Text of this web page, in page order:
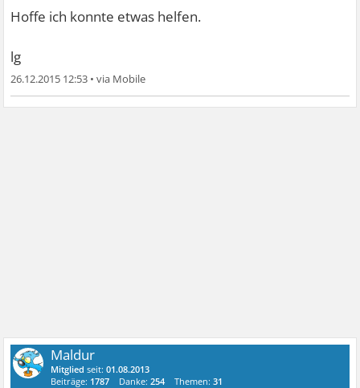
Hoffe ich konnte etwas helfen.
lg
26.12.2015 12:53 •
Maldur
Mitglied seit:01.08.2013
Beiträge: 1787 Danke:254 Themen:31